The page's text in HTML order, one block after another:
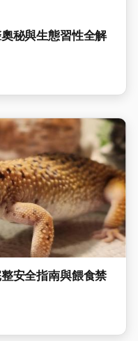
秘與生態習性全解
安全指南與餵食禁